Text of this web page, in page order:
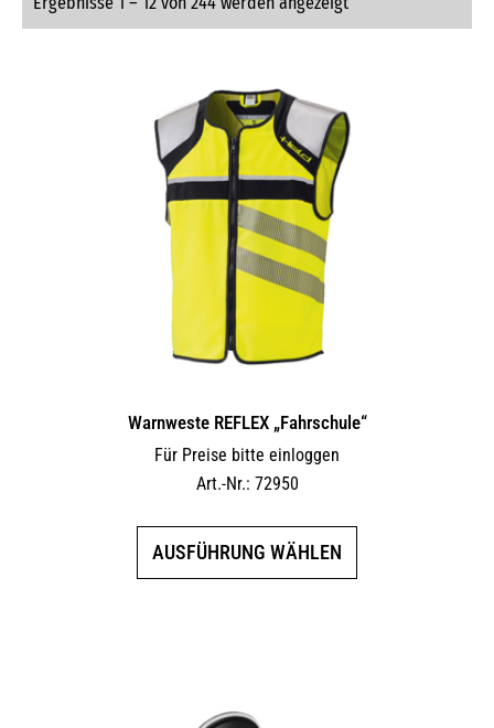
Warnweste REFLEX „Fahrschule“
Für Preise bitte einloggen
Art.-Nr.: 72950
AUSFÜHRUNG WÄHLEN